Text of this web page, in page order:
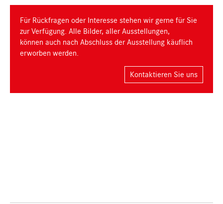
Für Rückfragen oder Interesse stehen wir gerne für Sie
zur Verfügung. Alle Bilder, aller Ausstellungen,
können auch nach Abschluss der Ausstellung käuflich
erworben werden.
Kontaktieren Sie uns